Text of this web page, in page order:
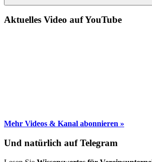
Suche
Aktuelles Video auf YouTube
Mehr Videos & Kanal abonnieren »
Und natürlich auf Telegram